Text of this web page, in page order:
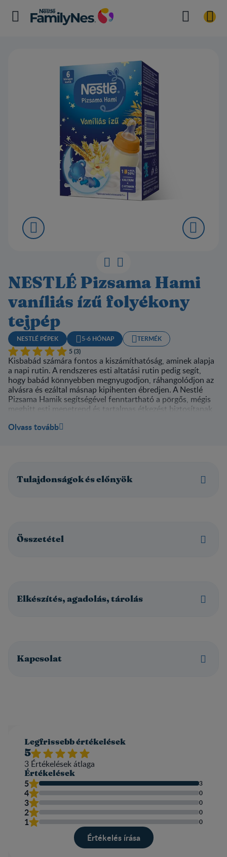
NESTLÉ Pizsama Hami
vaníliás ízű folyékony
tejpép
NESTLÉ PÉPEK 5-6 HÓNAP
TERMÉK
5 (3)
Kisbabád számára fontos a kiszámíthatóság, aminek alapja
a napi rutin. A rendszeres esti altatási rutin pedig segít,
hogy babád könnyebben megnyugodjon, ráhangolódjon az
alvásra és ezáltal másnap kipihenten ébredjen. A Nestlé
Pizsama Hamik segítségével fenntartható a pörgős, mégis
meghitt esti menetrend és tartalmas étkezést biztosítanak
megérdemelt pihenés.
Egyszerre finom, tápláló, gyors és praktikus választás a
mindennapokra vagy utazáshoz. Egy adag (200 ml) vaníliás
Olvass tovább
Tulajdonságok és előnyök
Összetétel
Elkészítés, agadolás, tárolás
Kapcsolat
Legfrissebb értékelések
5
3 Értékelések átlaga​
Értékelések
5 3
4 0
3 0
2 0
1 0
Értékelés írása​